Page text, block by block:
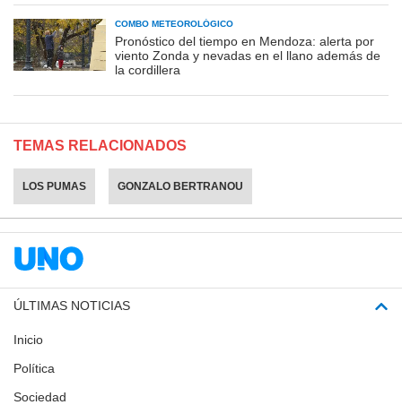
COMBO METEOROLÓGICO
Pronóstico del tiempo en Mendoza: alerta por
viento Zonda y nevadas en el llano además de
la cordillera
TEMAS RELACIONADOS
LOS PUMAS GONZALO BERTRANOU
ÚLTIMAS NOTICIAS
Inicio
Política
Sociedad